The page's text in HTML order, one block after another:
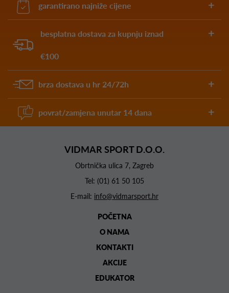
garantirano najniže cijene
besplatna dostava za kupnju iznad
€100
brza dostava u hr 24/72h
povrat/zamjena unutar 14 dana
VIDMAR SPORT D.O.O.
Obrtnička ulica 7, Zagreb
Tel: (01) 61 50 105
E-mail: info@vidmarsport.hr
POČETNA
O NAMA
KONTAKTI
AKCIJE
EDUKATOR